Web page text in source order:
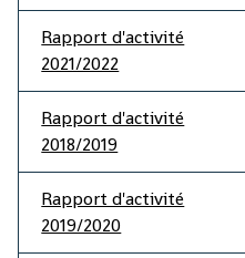
Rapport d'activité
2021/2022
Rapport d'activité
2018/2019
Rapport d'activité
2019/2020